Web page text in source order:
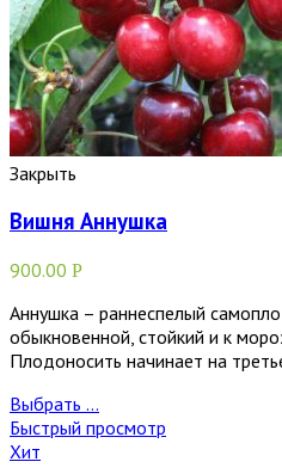
Закрыть
Вишня Аннушка
900.00 Р
Аннушка – раннеспелый
обыкновенной, стойкий и к
Плодоносить начинает на
Выбрать ...
Быстрый просмотр
Хит